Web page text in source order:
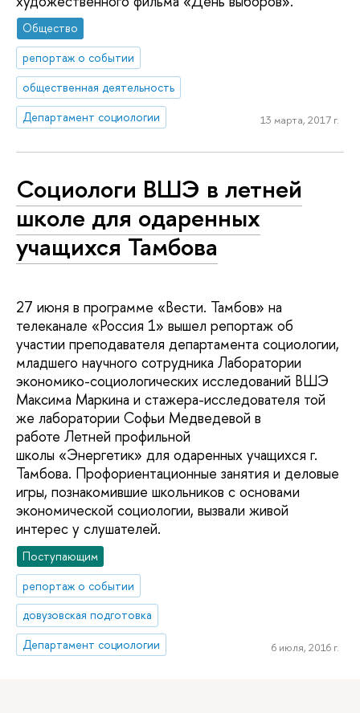
Общество
репортаж о событии
общественная деятельность
Департамент социологии
13 марта, 2017 г.
Социологи ВШЭ в летней
школе для одаренных
учащихся Тамбова
27 июня в программе «Вести. Тамбов» на
телеканале «Россия 1» вышел репортаж об
участии преподавателя департамента социологии,
младшего научного сотрудника Лаборатории
экономико-социологических исследований ВШЭ
Максима Маркина и стажера-исследователя той
же лаборатории Софьи Медведевой в
работе Летней профильной
школы «Энергетик» для одаренных учащихся г.
Тамбова. Профориентационные занятия и деловые
игры, познакомившие школьников с основами
экономической социологии, вызвали живой
интерес у слушателей.
Поступающим
репортаж о событии
довузовская подготовка
Департамент социологии
6 июля, 2016 г.